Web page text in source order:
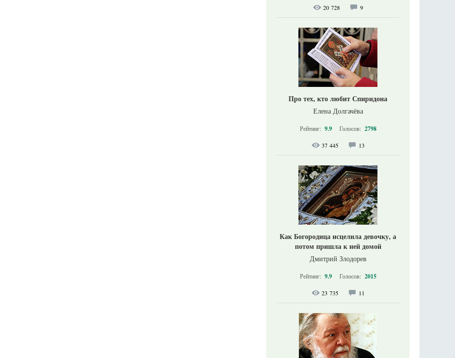
20 728 9
Про тех, кто любит Спиридона
Елена Долгачёва
Рейтинг: 9.9 Голосов: 2798
37 445 13
Как Богородица исцелила девочку, а
потом пришла к ней домой
Дмитрий Злодорев
Рейтинг: 9.9 Голосов: 2015
23 735 11